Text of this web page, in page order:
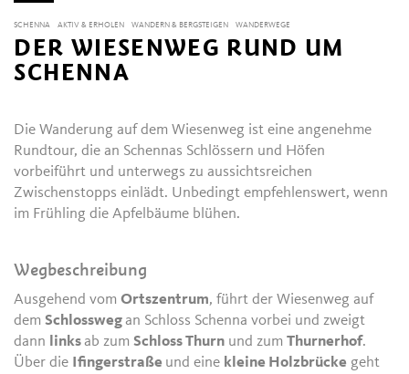
SCHENNA AKTIV & ERHOLEN WANDERN & BERGSTEIGEN WANDERWEGE
DER WIESENWEG RUND UM
SCHENNA
Die Wanderung auf dem Wiesenweg ist eine angenehme
Rundtour, die an Schennas Schlössern und Höfen
vorbeiführt und unterwegs zu aussichtsreichen
Zwischenstopps einlädt. Unbedingt empfehlenswert, wenn
im Frühling die Apfelbäume blühen.
Wegbeschreibung
Ausgehend vomOrtszentrum, führt der Wiesenweg auf
demSchlosswegan Schloss Schenna vorbei und zweigt
dann
linksab zumSchloss Thurn und zumThurnerhof.
Über die Ifingerstraße und eine kleine Holzbrücke geht